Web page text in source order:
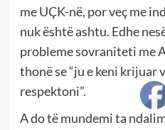
me UÇK-në, por veç me
nuk është ashtu. Edhe
probleme sovraniteti me
thonë se “ju e keni krijuar
respektoni”.
A do të mundemi ta